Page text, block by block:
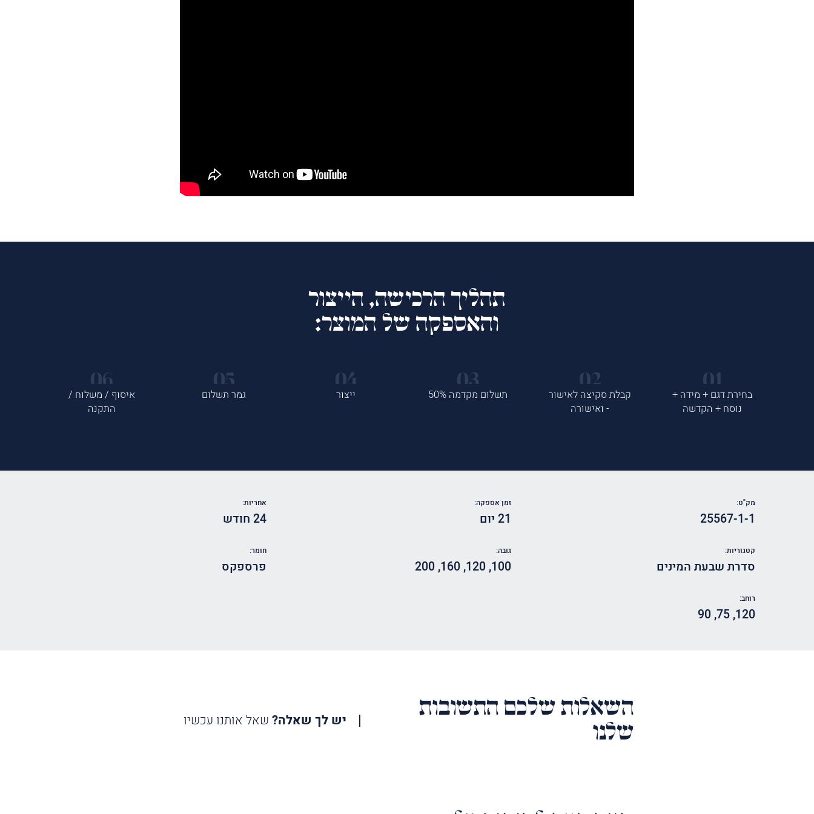
תהליך הרכישה, הייצור
והאספקה של המוצר:
בחירת דגם + מידה +
נוסח + הקדשה
קבלת סקיצה לאישור
- ואישורה
תשלום מקדמה 50% ייצור גמר תשלום
איסוף / משלוח /
התקנה
מק"ט:
25567-1-1
זמן אספקה:
21 יום
אחריות:
24 חודש
קטגוריות:
סדרת שבעת המינים
גובה:
100
,
120
,
160
,
200
חומר:
פרספקס
רוחב:
120
,
75
,
90
השאלות שלכם התשובות
שלנו
יש לך שאלה? שאל אותנו עכשיו